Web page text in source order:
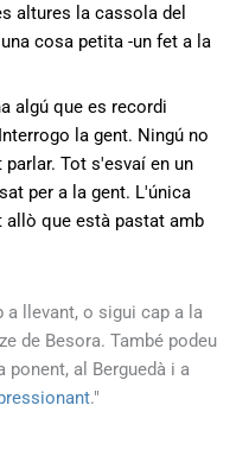
altures la cassola del
cosa petita -un fet a la
algú que es recordi
la gent. Ningú no
Tot s'esvaí en un
per a la gent. L'única
allò que està pastat amb
a llevant, o sigui cap a la
de Besora. També podeu
ponent, al Berguedà i a
."